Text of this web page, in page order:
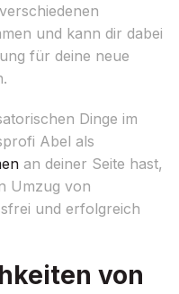
und kann dir dabei
für deine neue
Dinge im
Abel als
an deiner Seite hast,
Umzug von
und erfolgreich
von